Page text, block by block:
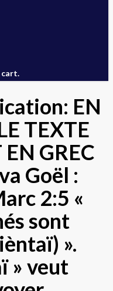
cart.
EN
TEXTE
GREC
Goël :
2:5 «
sont
».
» veut